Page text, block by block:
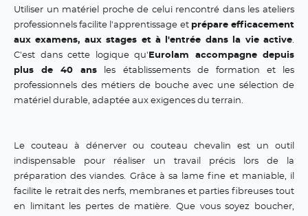
Utiliser un matériel proche de celui rencontré dans les ateliers
professionnels facilite l'apprentissage et prépare efficacement
aux examens, aux stages et à l'entrée dans la vie active.
C'est dans cette logique qu' Eurolam accompagne depuis
plus de 40 ans les établissements de formation et les
professionnels des métiers de bouche avec une sélection de
matériel durable, adaptée aux exigences du terrain.
Le couteau à dénerver ou couteau chevalin est un outil
indispensable pour réaliser un travail précis lors de la
préparation des viandes. Grâce à sa lame fine et maniable, il
facilite le retrait des nerfs, membranes et parties fibreuses tout
en limitant les pertes de matière. Que vous soyez boucher,